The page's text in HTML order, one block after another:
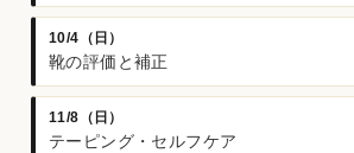
10/4（日）
靴の評価と補正
11/8（日）
テーピング・セルフケア